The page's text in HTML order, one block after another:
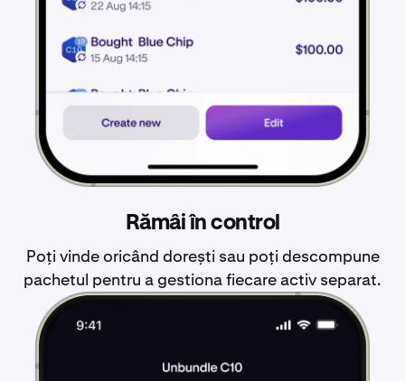
Rămâi în control
Poți vinde oricând dorești sau poți descompune
pachetul pentru a gestiona fiecare activ separat.